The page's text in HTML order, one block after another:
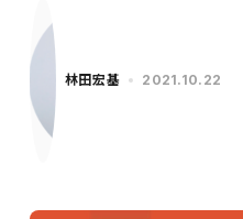
林田宏基 2021.10.22